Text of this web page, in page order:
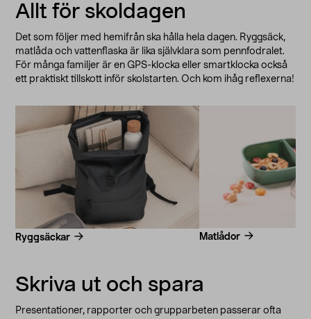
Allt för skoldagen
Det som följer med hemifrån ska hålla hela dagen. Ryggsäck,
matlåda och vattenflaska är lika självklara som pennfodralet.
För många familjer är en GPS-klocka eller smartklocka också
ett praktiskt tillskott inför skolstarten. Och kom ihåg reflexerna!
Ryggsäckar Matlådor
Skriva ut och spara
Presentationer, rapporter och grupparbeten passerar ofta